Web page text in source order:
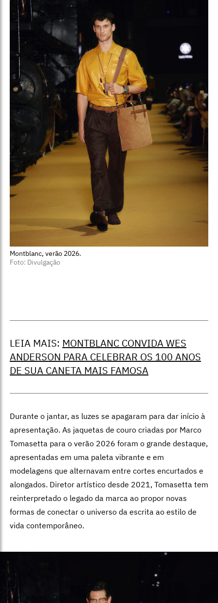
Montblanc, verão 2026.
Foto: Divulgação
LEIA MAIS: MONTBLANC CONVIDA WES
ANDERSON PARA CELEBRAR OS 100 ANOS
DE SUA CANETA MAIS FAMOSA
Durante o jantar, as luzes se apagaram para dar início à
apresentação. As jaquetas de couro criadas por Marco
Tomasetta para o verão 2026 foram o grande destaque,
apresentadas em uma paleta vibrante e em
modelagens que alternavam entre cortes encurtados e
alongados. Diretor artístico desde 2021, Tomasetta tem
reinterpretado o legado da marca ao propor novas
formas de conectar o universo da escrita ao estilo de
vida contemporâneo.